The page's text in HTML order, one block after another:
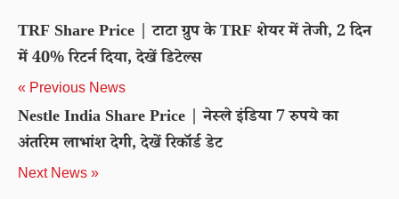
TRF Share Price | टाटा ग्रुप के TRF शेयर में तेजी, 2 दिन
में 40% रिटर्न दिया, देखें डिटेल्स
« Previous News
Nestle India Share Price | नेस्ले इंडिया 7 रुपये का
अंतरिम लाभांश देगी, देखें रिकॉर्ड डेट
Next News »